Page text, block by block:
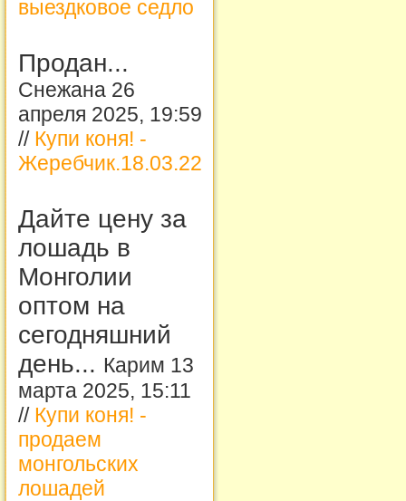
выездковое седло
Продан...
Снежана 26
апреля 2025, 19:59
// Купи коня! -
Жеребчик.18.03.22
Дайте цену за
лошадь в
Монголии
оптом на
сегодняшний
день... Карим 13
марта 2025, 15:11
// Купи коня! -
продаем
монгольских
лошадей